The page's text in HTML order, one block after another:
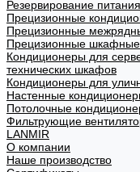
Резервирование питания
Прецизионные
Прецизионные
Прецизионные шкафные
Кондиционеры для
технических шкафов
Кондиционеры для
Настенные
Потолочные
Фильтрующие
LANMIR
О компании
Наше производство